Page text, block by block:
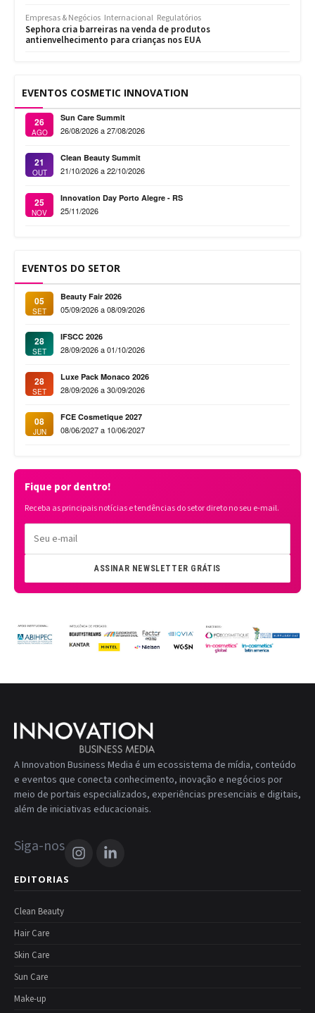
Empresas & Negócios Internacional Regulatórios
Sephora cria barreiras na venda de produtos
antienvelhecimento para crianças nos EUA
EVENTOS COSMETIC INNOVATION
26
AGO
Sun Care Summit
26/08/2026 a 27/08/2026
21
OUT
Clean Beauty Summit
21/10/2026 a 22/10/2026
25
NOV
Innovation Day Porto Alegre - RS
25/11/2026
EVENTOS DO SETOR
05
SET
Beauty Fair 2026
05/09/2026 a 08/09/2026
28
SET
IFSCC 2026
28/09/2026 a 01/10/2026
28
SET
Luxe Pack Monaco 2026
28/09/2026 a 30/09/2026
08
JUN
FCE Cosmetique 2027
08/06/2027 a 10/06/2027
Fique por dentro!
Receba as principais notícias e tendências do setor direto no seu e-mail.
ASSINAR NEWSLETTER GRÁTIS
A Innovation Business Media é um ecossistema de mídia, conteúdo
e eventos que conecta conhecimento, inovação e negócios por
meio de portais especializados, experiências presenciais e digitais,
além de iniciativas educacionais.
Siga-nos
EDITORIAS
Clean Beauty
Hair Care
Skin Care
Sun Care
Make-up